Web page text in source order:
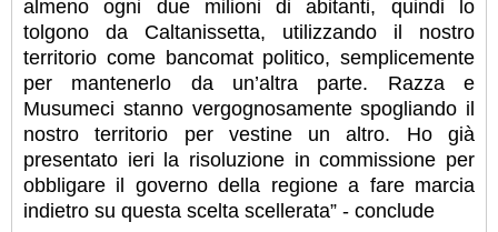
almeno ogni due milioni di abitanti, quindi lo
tolgono da Caltanissetta, utilizzando il nostro
territorio come bancomat politico, semplicemente
per mantenerlo da un’altra parte. Razza e
Musumeci stanno vergognosamente spogliando il
nostro territorio per vestine un altro. Ho già
presentato ieri la risoluzione in commissione per
obbligare il governo della regione a fare marcia
indietro su questa scelta scellerata” - conclude